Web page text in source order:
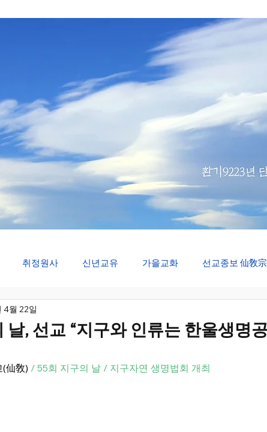
취정원사 신년교유 가을교화 선교종보 仙敎
원 창생절 순천대제
날, 선교 “지구와 인류는 한울생명
4월 22일
(仙敎) / 55회 지구의 날 / 지구자연 생명법회 개최